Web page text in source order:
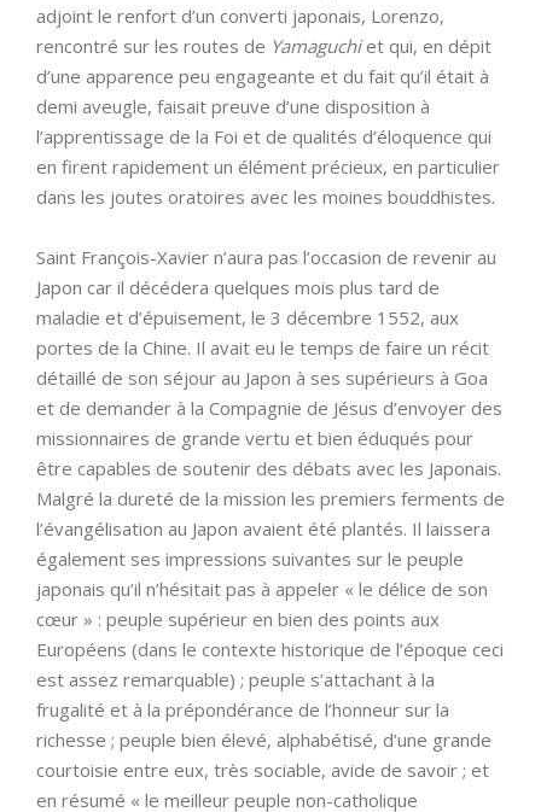
adjoint le renfort d’un converti japonais, Lorenzo,
rencontré sur les routes de Yamaguchiet qui, en dépit
d’une apparence peu engageante et du fait qu’il était à
demi aveugle, faisait preuve d’une disposition à
l’apprentissage de la Foi et de qualités d’éloquence qui
en firent rapidement un élément précieux, en particulier
dans les joutes oratoires avec les moines bouddhistes.
Saint François-Xavier n’aura pas l’occasion de revenir au
Japon car il décédera quelques mois plus tard de
maladie et d’épuisement, le 3 décembre 1552, aux
portes de la Chine. Il avait eu le temps de faire un récit
détaillé de son séjour au Japon à ses supérieurs à Goa
et de demander à la Compagnie de Jésus d’envoyer des
missionnaires de grande vertu et bien éduqués pour
être capables de soutenir des débats avec les Japonais.
Malgré la dureté de la mission les premiers ferments de
l’évangélisation au Japon avaient été plantés. Il laissera
également ses impressions suivantes sur le peuple
japonais qu’il n’hésitait pas à appeler « le délice de son
cœur » : peuple supérieur en bien des points aux
Européens (dans le contexte historique de l’époque ceci
est assez remarquable) ; peuple s’attachant à la
frugalité et à la prépondérance de l’honneur sur la
richesse ; peuple bien élevé, alphabétisé, d’une grande
courtoisie entre eux, très sociable, avide de savoir ; et
en résumé « le meilleur peuple non-catholique